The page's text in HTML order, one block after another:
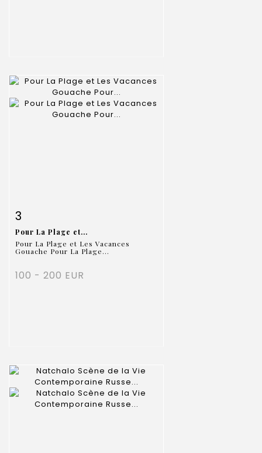
3
Pour La Plage et...
Pour La Plage et Les Vacances
Gouache Pour La Plage...
100 - 200 EUR